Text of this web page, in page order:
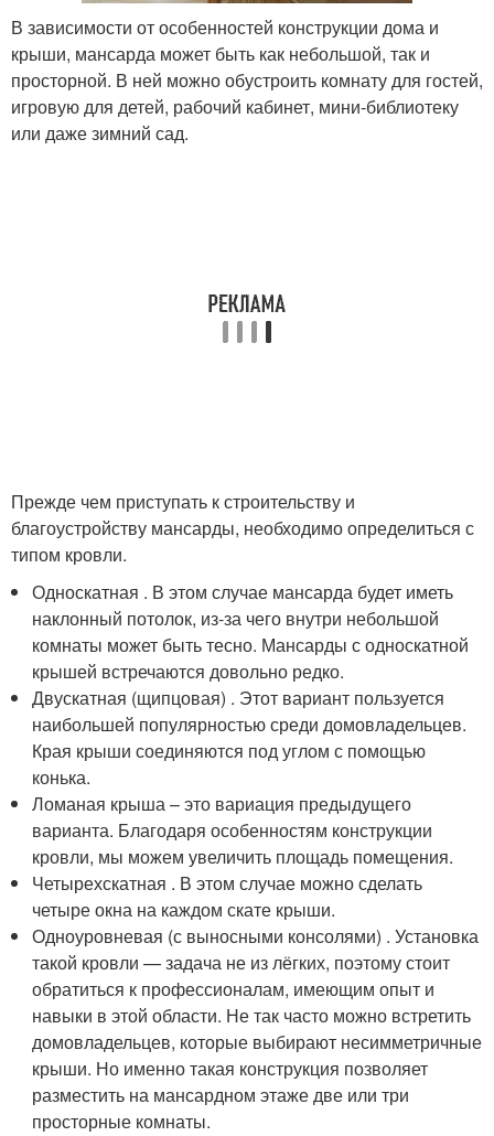
В зависимости от особенностей конструкции дома и
крыши, мансарда может быть как небольшой, так и
просторной. В ней можно обустроить комнату для гостей,
игровую для детей, рабочий кабинет, мини-библиотеку
или даже зимний сад.
Прежде чем приступать к строительству и
благоустройству мансарды, необходимо определиться с
типом кровли.
Односкатная . В этом случае мансарда будет иметь
наклонный потолок, из-за чего внутри небольшой
комнаты может быть тесно. Мансарды с односкатной
крышей встречаются довольно редко.
Двускатная (щипцовая) . Этот вариант пользуется
наибольшей популярностью среди домовладельцев.
Края крыши соединяются под углом с помощью
конька.
Ломаная крыша – это вариация предыдущего
варианта. Благодаря особенностям конструкции
кровли, мы можем увеличить площадь помещения.
Четырехскатная . В этом случае можно сделать
четыре окна на каждом скате крыши.
Одноуровневая (с выносными консолями) . Установка
такой кровли — задача не из лёгких, поэтому стоит
обратиться к профессионалам, имеющим опыт и
навыки в этой области. Не так часто можно встретить
домовладельцев, которые выбирают несимметричные
крыши. Но именно такая конструкция позволяет
разместить на мансардном этаже две или три
просторные комнаты.